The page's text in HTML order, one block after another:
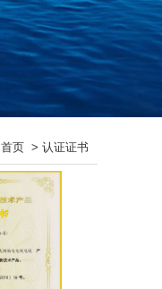
首页 > 认证证书